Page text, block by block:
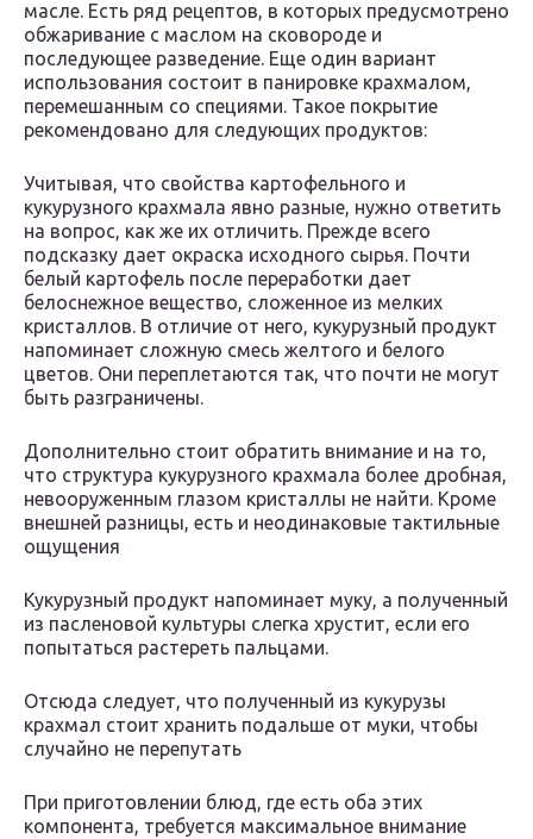
масле. Есть ряд рецептов, в которых предусмотрено
обжаривание с маслом на сковороде и
последующее разведение. Еще один вариант
использования состоит в панировке крахмалом,
перемешанным со специями. Такое покрытие
рекомендовано для следующих продуктов:
Учитывая, что свойства картофельного и
кукурузного крахмала явно разные, нужно ответить
на вопрос, как же их отличить. Прежде всего
подсказку дает окраска исходного сырья. Почти
белый картофель после переработки дает
белоснежное вещество, сложенное из мелких
кристаллов. В отличие от него, кукурузный продукт
напоминает сложную смесь желтого и белого
цветов. Они переплетаются так, что почти не могут
быть разграничены.
Дополнительно стоит обратить внимание и на то,
что структура кукурузного крахмала более дробная,
невооруженным глазом кристаллы не найти. Кроме
внешней разницы, есть и неодинаковые тактильные
ощущения
Кукурузный продукт напоминает муку, а полученный
из пасленовой культуры слегка хрустит, если его
попытаться растереть пальцами.
Отсюда следует, что полученный из кукурузы
крахмал стоит хранить подальше от муки, чтобы
случайно не перепутать
При приготовлении блюд, где есть оба этих
компонента, требуется максимальное внимание